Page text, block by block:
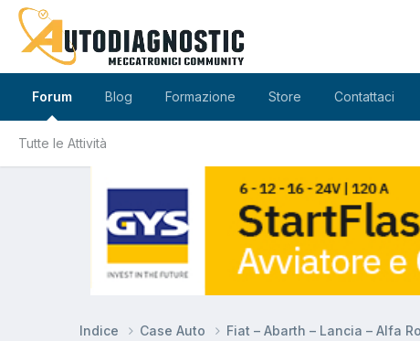
Forum
Tutte le Attività
Blog Formazione Store Contattaci
Indice Case Auto Fiat – Abarth – Lancia – Alfa